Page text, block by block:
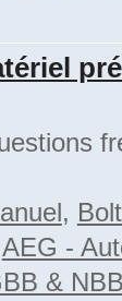
,
AEG -
&